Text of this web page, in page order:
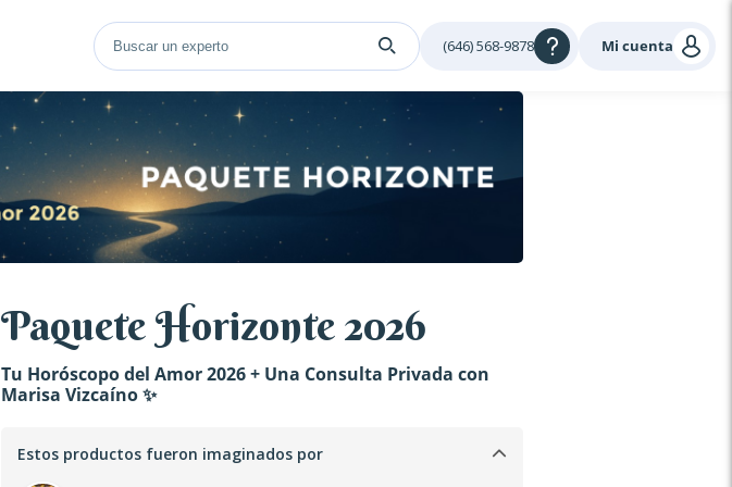
Mi cuenta
(646) 568-9878
Paquete Horizonte 2026
Tu Horóscopo del Amor 2026 + Una Consulta Privada con
Marisa Vizcaíno ✨
Estos productos fueron imaginados por